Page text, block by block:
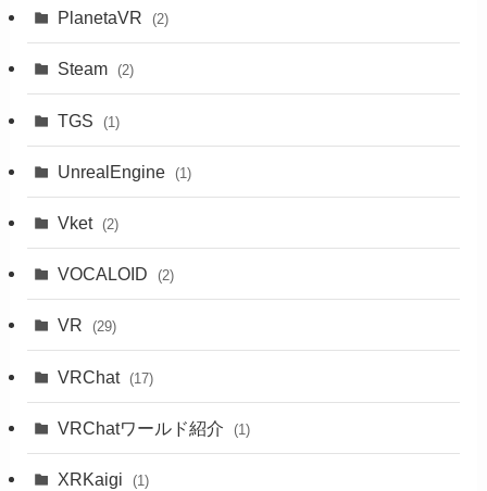
PlanetaVR (2)
Steam (2)
TGS (1)
UnrealEngine (1)
Vket (2)
VOCALOID (2)
VR (29)
VRChat (17)
VRChatワールド紹介 (1)
XRKaigi (1)